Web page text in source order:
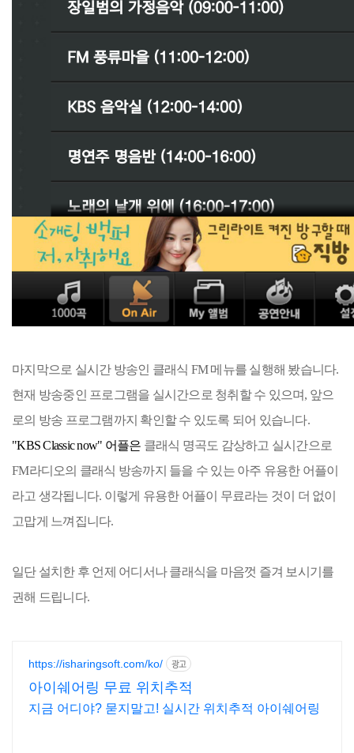
마지막으로 실시간 방송인 클래식 FM 메뉴를 실행해 봤습니다.
현재 방송중인 프로그램을 실시간으로 청취할 수 있으며, 앞으
로의 방송 프로그램까지 확인할 수 있도록 되어 있습니다.
"KBS Classic now" 어플은 클래식 명곡도 감상하고 실시간으로
FM라디오의 클래식 방송까지 들을 수 있는 아주 유용한 어플이
라고 생각됩니다. 이렇게 유용한 어플이 무료라는 것이 더 없이
고맙게 느껴집니다.
일단 설치한 후 언제 어디서나 클래식을 마음껏 즐겨 보시기를
권해 드립니다.
https://isharingsoft.com/ko/ 광고
아이쉐어링 무료 위치추적
지금 어디야? 묻지말고! 실시간 위치추적 아이쉐어링